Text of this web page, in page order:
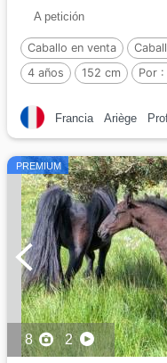
A petición
Caballo en venta
4 años
152 cm Por :
Francia Ariège
PREMIUM
8 2